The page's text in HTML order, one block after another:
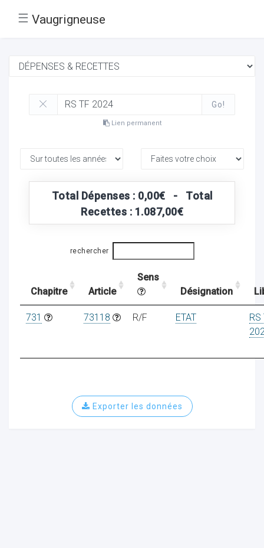
☰ Vaugrigneuse
Go!
Lien permanent
Total Dépenses : 0,00€ - Total
Recettes : 1.087,00€
rechercher
Chapitre Article
Sens
Désignation
731 73118 R/F ETAT
RS
Exporter les données